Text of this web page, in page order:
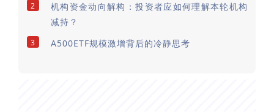
2
机构资金动向解构：投资者应如何理解本轮机构
减持？
3 A500ETF规模激增背后的冷静思考